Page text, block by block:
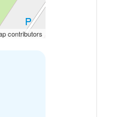
contributors